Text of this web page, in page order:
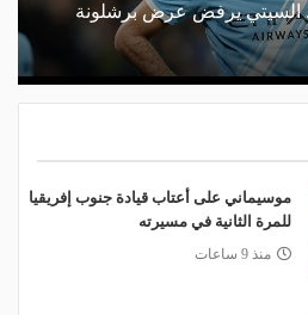
السيتي يرفض عرض برشلونة
موسيماني على أعتاب قيادة جنوب إفريقيا
للمرة الثانية في مسيرته
منذ 9 ساعات